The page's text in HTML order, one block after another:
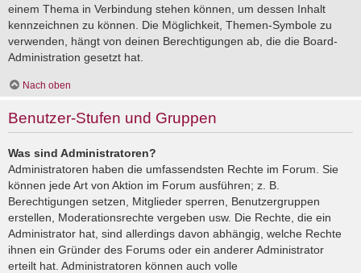
einem Thema in Verbindung stehen können, um dessen Inhalt
kennzeichnen zu können. Die Möglichkeit, Themen-Symbole zu
verwenden, hängt von deinen Berechtigungen ab, die die Board-
Administration gesetzt hat.
Nach oben
Benutzer-Stufen und Gruppen
Was sind Administratoren?
Administratoren haben die umfassendsten Rechte im Forum. Sie
können jede Art von Aktion im Forum ausführen; z. B.
Berechtigungen setzen, Mitglieder sperren, Benutzergruppen
erstellen, Moderationsrechte vergeben usw. Die Rechte, die ein
Administrator hat, sind allerdings davon abhängig, welche Rechte
ihnen ein Gründer des Forums oder ein anderer Administrator
erteilt hat. Administratoren können auch volle